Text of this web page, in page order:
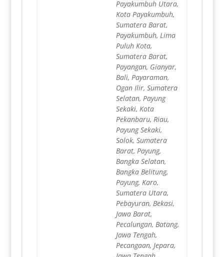
Payakumbuh Utara,
Kota Payakumbuh,
Sumatera Barat,
Payakumbuh, Lima
Puluh Kota,
Sumatera Barat,
Payangan, Gianyar,
Bali, Payaraman,
Ogan Ilir, Sumatera
Selatan, Payung
Sekaki, Kota
Pekanbaru, Riau,
Payung Sekaki,
Solok, Sumatera
Barat, Payung,
Bangka Selatan,
Bangka Belitung,
Payung, Karo,
Sumatera Utara,
Pebayuran, Bekasi,
Jawa Barat,
Pecalungan, Batang,
Jawa Tengah,
Pecangaan, Jepara,